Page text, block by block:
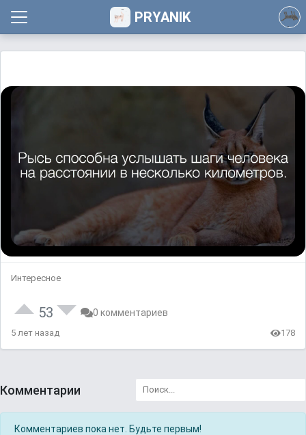
PRYANIK
Интересное
53 0 комментариев
5 лет назад 178
Комментарии
Комментариев пока нет. Будьте первым!